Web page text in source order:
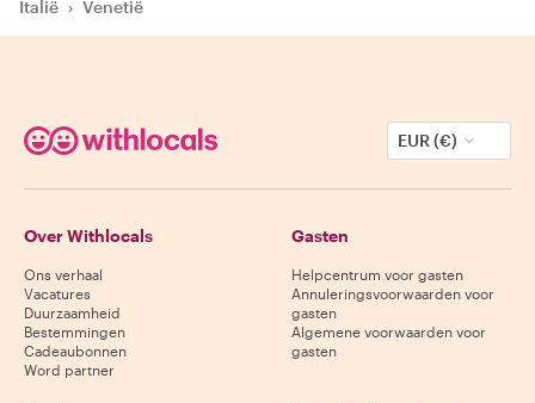
Italië › Venetië
EUR (€)
Over Withlocals
Ons verhaal
Vacatures
Duurzaamheid
Bestemmingen
Cadeaubonnen
Word partner
Gasten
Helpcentrum voor gasten
Annuleringsvoorwaarden voor
gasten
Algemene voorwaarden voor
gasten